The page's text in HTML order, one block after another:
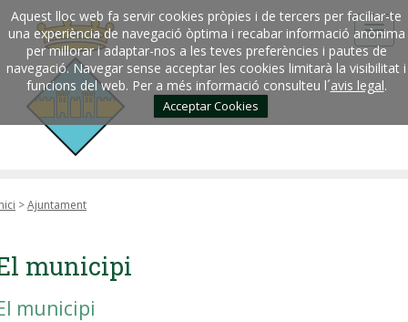
Aquest lloc web fa servir cookies pròpies i de tercers per faciliar-te
una experiència de navegació òptima i recabar informació anònima
per millorar i adaptar-nos a les teves preferències i pautes de
navegació. Navegar sense acceptar les cookies limitarà la visibilitat i
funcions del web. Per a més informació consulteu l´avis legal.
Acceptar Cookies
>Ajuntament
municipi
municipi